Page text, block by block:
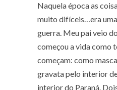
Naquela época as
muito difíceis…era
guerra. Meu pai veio
começou a vida como
começam: como
gravata pelo interior
interior do Paraná.